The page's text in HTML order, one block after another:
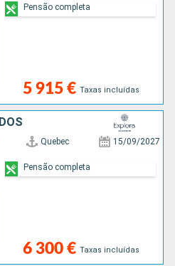
5 915 € Taxas incluídas
Pensão completa
Quebec 15/09/2027
6 300 € Taxas incluídas
Pensão completa